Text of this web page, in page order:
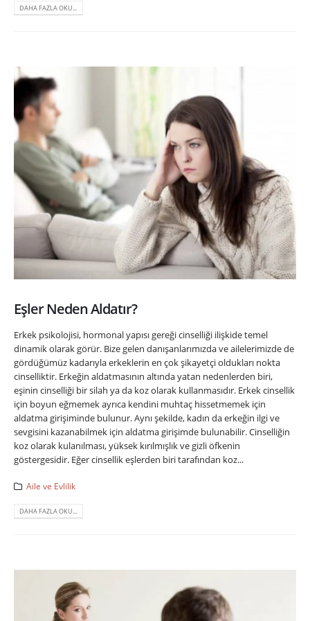
DAHA FAZLA OKU...
Eşler Neden Aldatır?
Erkek psikolojisi, hormonal yapısı gereği cinselliği ilişkide temel
dinamik olarak görür. Bize gelen danışanlarımızda ve ailelerimizde de
gördüğümüz kadarıyla erkeklerin en çok şikayetçi oldukları nokta
cinselliktir. Erkeğin aldatmasının altında yatan nedenlerden biri,
eşinin cinselliği bir silah ya da koz olarak kullanmasıdır. Erkek cinsellik
için boyun eğmemek ayrıca kendini muhtaç hissetmemek için
aldatma girişiminde bulunur. Aynı şekilde, kadın da erkeğin ilgi ve
sevgisini kazanabilmek için aldatma girişimde bulunabilir. Cinselliğin
koz olarak kulanılması, yüksek kırılmışlık ve gizli öfkenin
göstergesidir. Eğer cinsellik eşlerden biri tarafından koz...
Aile ve Evlilik
DAHA FAZLA OKU...